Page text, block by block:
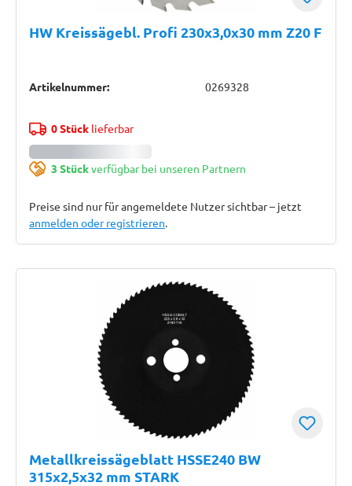
HW Kreissägebl. Profi 230x3,0x30 mm Z20 F
Artikelnummer: 0269328
0 Stücklieferbar
3 Stückverfügbar bei unseren Partnern
Preise sind nur für angemeldete Nutzer sichtbar – jetzt
anmelden oder registrieren.
Metallkreissägeblatt HSSE240 BW
315x2,5x32 mm STARK